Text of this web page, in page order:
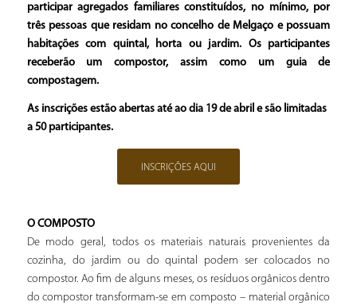
participar agregados familiares constituídos, no mínimo, por
três pessoas que residam no concelho de Melgaço e possuam
habitações com quintal, horta ou jardim. Os participantes
receberão um compostor, assim como um guia de
compostagem.
As inscrições estão abertas até ao dia 19 de abril e são limitadas
a 50 participantes.
INSCRIÇÕES AQUI
O COMPOSTO
De modo geral, todos os materiais naturais provenientes da
cozinha, do jardim ou do quintal podem ser colocados no
compostor. Ao fi­m de alguns meses, os resíduos orgânicos dentro
do compostor transformam-se em composto – material orgânico